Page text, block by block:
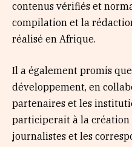
contenus vérifiés et
compilation et la
réalisé en Afrique.
Il a également promis
développement, en
partenaires et les
participerait à la création
journalistes et les